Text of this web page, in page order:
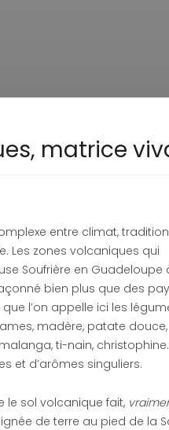
matrice
entre climat,
Les zones volcaniques qui
Soufrière en Guadeloupe
bien plus que des
l’on appelle ici les
madère, patate douce,
ti-nain,
et d’arômes singuliers.
le sol volcanique fait,
de terre au pied de la